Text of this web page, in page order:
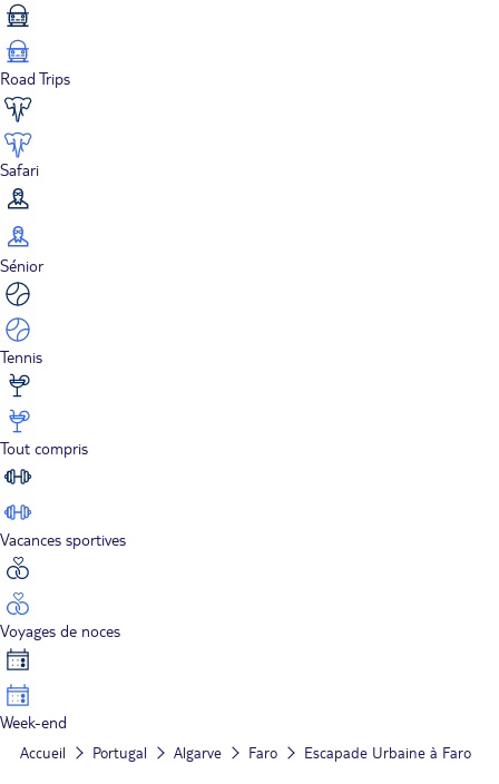
Road Trips
Safari
Sénior
Tennis
Tout compris
Vacances sportives
Voyages de noces
Week-end
Accueil Portugal Algarve Faro Escapade Urbaine à Faro